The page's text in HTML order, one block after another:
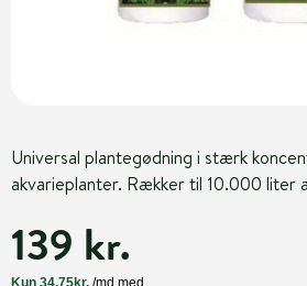
Universal plantegødning i stærk
akvarieplanter. Rækker til 10.000 liter
139 kr.